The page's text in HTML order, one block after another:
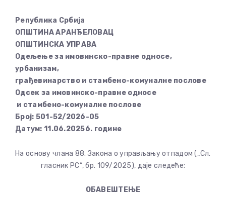
Република Србија
ОПШТИНА АРАНЂЕЛОВАЦ
ОПШТИНСКА УПРАВА
Одељење за имовинско-правне односе,
урбанизам,
грађевинарство и стамбено-комуналне послове
Одсек за имовинско-правне односе
и стамбено-комуналне послове
Број: 501-52/2026-05
Датум: 11.06.20256. године
На основу члана 88. Закона о управљању отпадом („Сл.
гласник РС“, бр. 109/2025), даје следеће:
ОБАВЕШТЕЊЕ